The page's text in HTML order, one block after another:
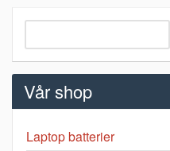
Vår shop
Laptop batterier